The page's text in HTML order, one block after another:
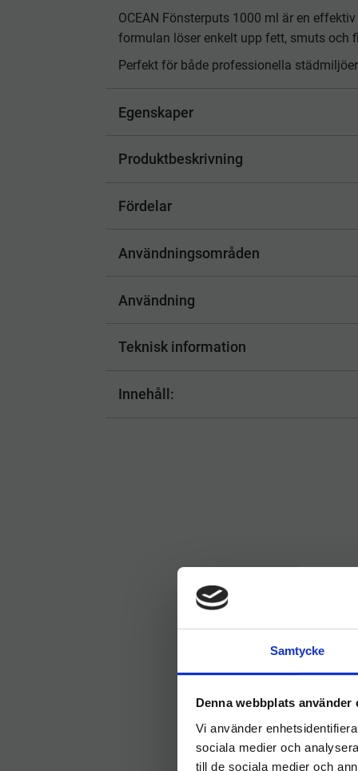
Samtycke
Denna webbplats använder
Vi använder
sociala medier och
till de sociala medier och
OCEAN Fönsterputs 1000 ml är en
formulan löser enkelt upp fett, smuts och
Perfekt för både professionella
Egenskaper
Produktbeskrivning
Fördelar
Användningsområden
Användning
Teknisk information
Innehåll: